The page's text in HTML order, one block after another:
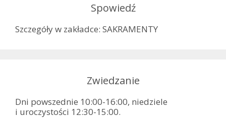
Spowiedź
Szczegóły w zakładce: SAKRAMENTY
Zwiedzanie
Dni powszednie 10:00-16:00, niedziele
i uroczystości 12:30-15:00.